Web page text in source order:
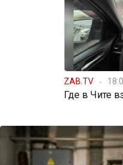
ZAB.TV
Где в Чите